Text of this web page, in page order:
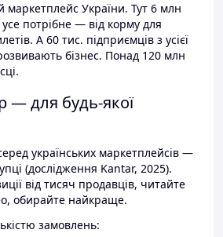
України. Тут 6 млн
потрібне — від корму для
А 60 тис. підприємців з усієї
бізнес. Понад 120 млн
— для будь-якої
українських маркетплейсів —
(дослідження Kantar, 2025).
від тисяч продавців, читайте
обирайте найкраще.
замовлень: